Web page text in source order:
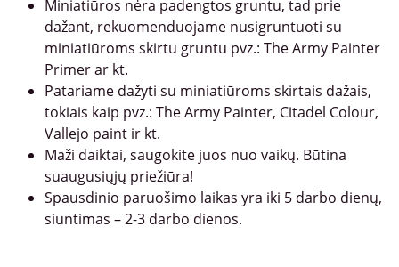
Miniatiūros nėra padengtos gruntu, tad prie
dažant, rekuomenduojame nusigruntuoti su
miniatiūroms skirtu gruntu pvz.: The Army Painter
Primer ar kt.
Patariame dažyti su miniatiūroms skirtais dažais,
tokiais kaip pvz.: The Army Painter, Citadel Colour,
Vallejo paint ir kt.
Maži daiktai, saugokite juos nuo vaikų. Būtina
suaugusiųjų priežiūra!
Spausdinio paruošimo laikas yra iki 5 darbo dienų,
siuntimas – 2-3 darbo dienos.